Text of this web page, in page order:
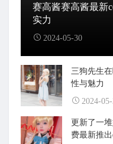
赛高酱赛高酱最新
实力
2024-05-30
三狗先生
性与魅力
2024-
更新了一
费最新推出